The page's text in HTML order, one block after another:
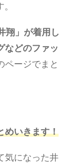
翔」が着用し
などのファッ
ページでまと
めいきます！
気になった井